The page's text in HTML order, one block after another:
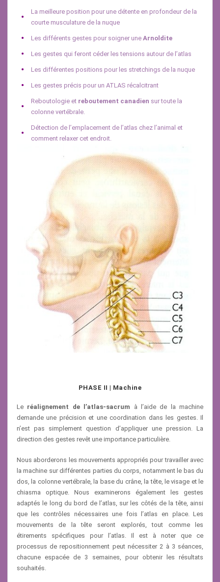
La meilleure position pour une détente en profondeur de la
courte musculature de la nuque
Les différents gestes pour soigner uneArnoldite
Les gestes qui feront céder les tensions autour de l’atlas
Les différentes positions pour les stretchings de la nuque
Les gestes précis pour un ATLAS récalcitrant
Reboutologie et reboutement canadien sur toute la
colonne vertébrale.
Détection de l’emplacement de l’atlas chez l’animal et
comment relaxer cet endroit.
PHASE II | Machine
Le réalignement de l’atlas-sacrum à l’aide de la machine
demande une précision et une coordination dans les gestes. Il
n’est pas simplement question d’appliquer une pression. La
direction des gestes revêt une importance particulière.
Nous aborderons les mouvements appropriés pour travailler avec
la machine sur différentes parties du corps, notamment le bas du
dos, la colonne vertébrale, la base du crâne, la tête, le visage et le
chiasma optique. Nous examinerons également les gestes
adaptés le long du bord de l’atlas, sur les côtés de la tête, ainsi
que les contrôles nécessaires une fois l’atlas en place. Les
mouvements de la tête seront explorés, tout comme les
étirements spécifiques pour l’atlas. Il est à noter que ce
processus de repositionnement peut nécessiter 2 à 3 séances,
chacune espacée de 3 semaines, pour obtenir les résultats
souhaités.